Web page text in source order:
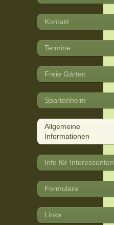
Kontakt
Termine
Freie Gärten
Spartenheim
Allgemeine
Informationen
Info für Interessenten
Formulare
Links